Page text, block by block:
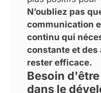
N’oubliez pas
communication
continu qui
constante et
rester efficace.
Besoin
dans le